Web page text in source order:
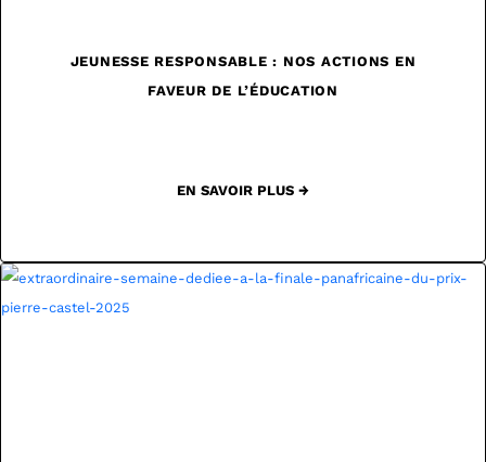
JEUNESSE RESPONSABLE : NOS ACTIONS EN
FAVEUR DE L’ÉDUCATION
EN SAVOIR PLUS →